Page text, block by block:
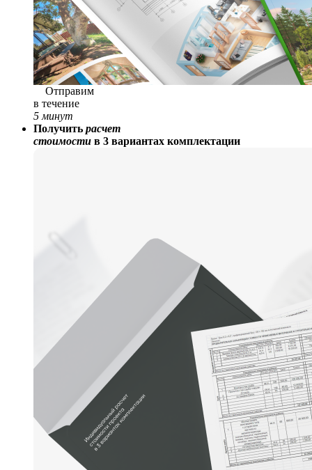
Отправим
в течение
5 минут
Получить расчет
стоимости в 3 вариантах комплектации